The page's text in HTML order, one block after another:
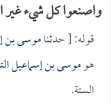
واصنعوا كل شيء غير
قوله: [ حدثناموسى بن
هوموسى بن إسماعيل
الستة.